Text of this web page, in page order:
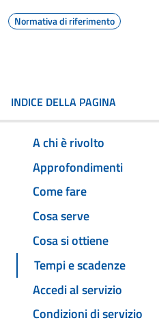
Normativa di riferimento
INDICE DELLA PAGINA
A chi è rivolto
Approfondimenti
Come fare
Cosa serve
Cosa si ottiene
Tempi e scadenze
Accedi al servizio
Condizioni di servizio